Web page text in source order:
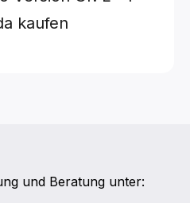
kaufen
und Beratung unter: